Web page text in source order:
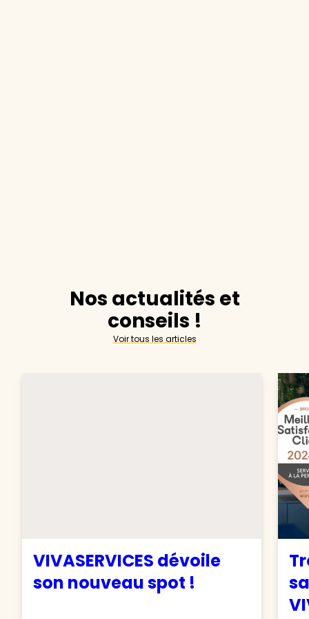
Nos actualités et
conseils !
Voir tous les articles
VIVASERVICES dévoile
son nouveau spot !